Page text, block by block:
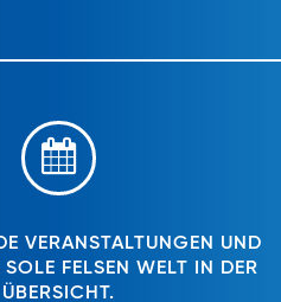
VERANSTALTUNGEN UND
FELSEN WELT IN DER
ÜBERSICHT.